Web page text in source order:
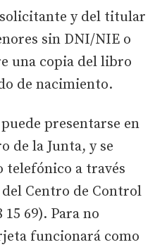
y del titular
sin DNI/NIE o
una copia del libro
de nacimiento.
presentarse en
de la Junta, y se
telefónico a través
Centro de Control
69). Para no
funcionará como